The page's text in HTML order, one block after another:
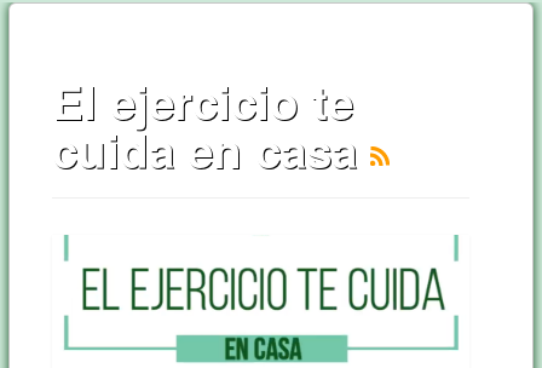
El ejercicio te
cuida en casa